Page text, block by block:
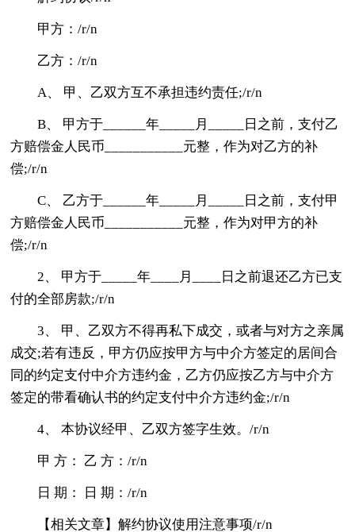
甲方：/r/n
乙方：/r/n
A、 甲、乙双方互不承担违约责任;/r/n
B、 甲方于______年_____月_____日之前，支付乙
方赔偿金人民币___________元整，作为对乙方的补
偿;/r/n
C、 乙方于______年_____月_____日之前，支付甲
方赔偿金人民币___________元整，作为对甲方的补
偿;/r/n
2、 甲方于_____年____月____日之前退还乙方已支
付的全部房款;/r/n
3、 甲、乙双方不得再私下成交，或者与对方之亲属
成交;若有违反，甲方仍应按甲方与中介方签定的居间合
同的约定支付中介方违约金，乙方仍应按乙方与中介方
签定的带看确认书的约定支付中介方违约金;/r/n
4、 本协议经甲、乙双方签字生效。/r/n
甲 方： 乙 方：/r/n
日 期： 日 期：/r/n
【相关文章】解约协议使用注意事项/r/n